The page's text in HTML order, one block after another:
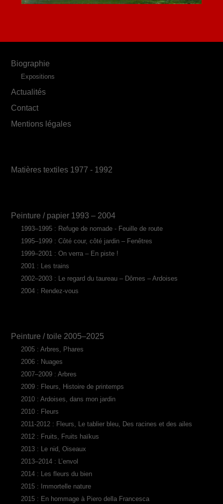
Biographie
Expositions
Actualités
Contact
Mentions légales
Matières textiles 1977 - 1992
Peinture / papier 1993 – 2004
1993–1995 : Refuge de nomade - Feuille de route
1995–1999 : Côté cour, côté jardin – Fenêtres
1999–2001 : On verra – En piste !
2001 : Les trains
2002–2003 : Le regard du taureau – Dômes – Ardoises
2004 : Rendez-vous
Peinture / toile 2005–2025
2005 : Arbres, Phares
2006 : Nuages
2007–2009 : Arbres
2009 : Fleurs, Histoire de printemps
2010 : Ardoises, dans mon jardin
2010 : Fleurs
2011-2012 : Fleurs, Le tablier bleu, Des racines et des ailes
2012 : Fruits, Fruits haïkus
2013 : Le nid, Oiseaux
2013–2014 : L’envol
2014 : Les fleurs du bien
2015 : Immortelle nature
2015 : En hommage à Piero della Francesca